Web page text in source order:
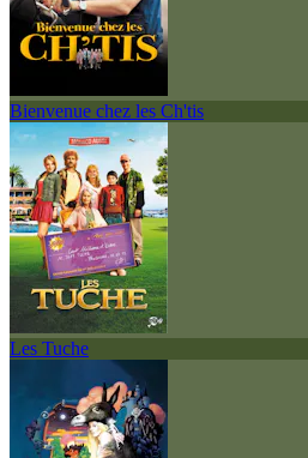
Bienvenue chez les Ch'tis
Les Tuche